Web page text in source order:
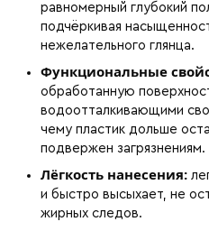
равномерный глубокий
подчёркивая
нежелательного глянца.
Функциональные
обработанную
водоотталкивающими
чему пластик дольше
подвержен загрязнениям.
Лёгкость нанесения:
и быстро высыхает, не
жирных следов.